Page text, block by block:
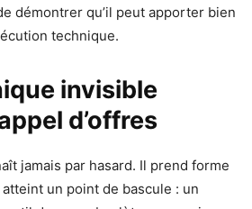
démontrer qu’il peut apporter bien
technique.
invisible
d’offres
jamais par hasard. Il prend forme
un point de bascule : un